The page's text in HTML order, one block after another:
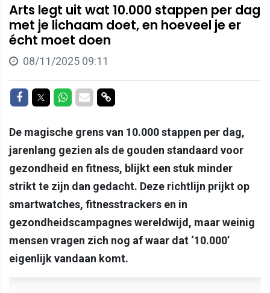
Arts legt uit wat 10.000 stappen per dag
met je lichaam doet, en hoeveel je er
écht moet doen
08/11/2025 09:11
Delen op Facebook
Delen op Twitter
Delen op Whatsapp
Delen via Mail
Delen via link
De magische grens van 10.000 stappen per dag,
jarenlang gezien als de gouden standaard voor
gezondheid en fitness, blijkt een stuk minder
strikt te zijn dan gedacht. Deze richtlijn prijkt op
smartwatches, fitness­trackers en in
gezondheidscampagnes wereldwijd, maar weinig
mensen vragen zich nog af waar dat ‘10.000’
eigenlijk vandaan komt.